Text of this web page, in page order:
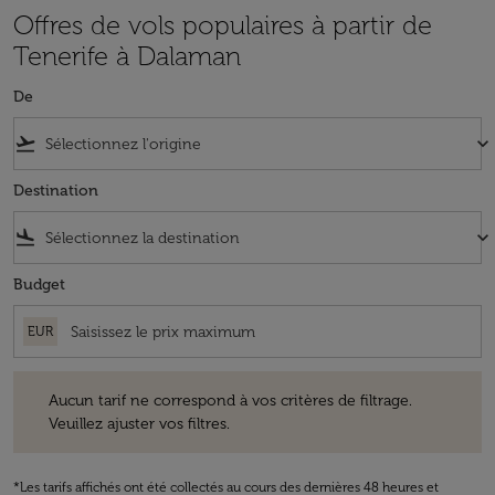
Offres de vols populaires à partir de
Tenerife à Dalaman
De
flight_takeoff keyboard_arrow_down
Destination
flight_land keyboard_arrow_down
Budget
EUR
Aucun tarif ne correspond à vos critères de filtrage.
Veuillez ajuster vos filtres.
*Les tarifs affichés ont été collectés au cours des dernières 48 heures et